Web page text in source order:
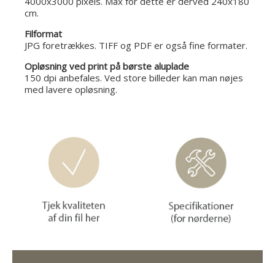
cm.
Filformat
JPG foretrækkes. TIFF og PDF er også fine formater.
Opløsning ved print på børste aluplade
150 dpi anbefales. Ved store billeder kan man nøjes
med lavere opløsning.